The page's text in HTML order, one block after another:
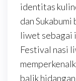
identitas
dan
liwet sebagai
Festival nasi
balik